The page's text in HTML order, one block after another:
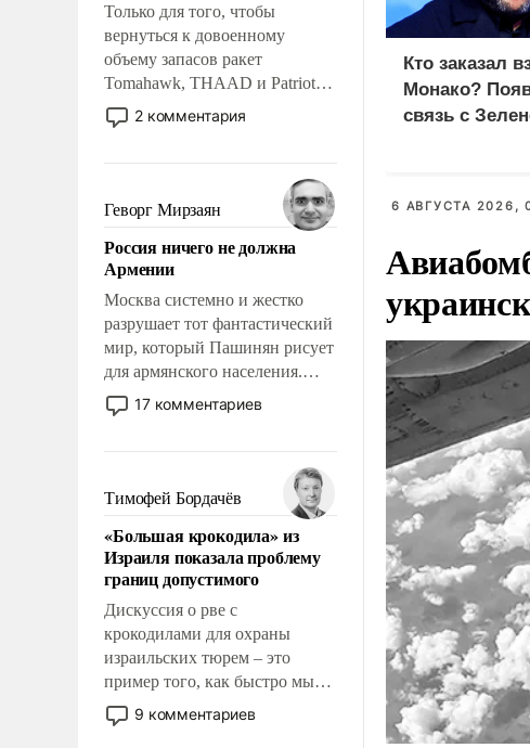
Только для того, чтобы
вернуться к довоенному
объему запасов ракет
Tomahawk, THAAD и Patriot
США потребуется более трех
лет. Даже небольшая война с
Сложившаяся ситуация
означает многолетний период
уязвимости США, например,
перед Китаем.
2 комментария
Геворг Мирзаян
Россия ничего не должна
Армении
Москва системно и жестко
разрушает тот фантастический
мир, который Пашинян рисует
для армянского населения.
Мир, где политические
прожекты будут безусловно
налогоплательщиков и где
Еревану за свои поступки не
нужно отвечать.
17 комментариев
Тимофей Бордачёв
«Большая крокодила» из
Израиля показала проблему
границ допустимого
Дискуссия о рве с
крокодилами для охраны
израильских тюрем – это
пример того, как быстро мы
двигаемся по пути
революционных изменений.
9 комментариев
Кто заказал
Монако?
связь с
6 АВГУСТА 2026,